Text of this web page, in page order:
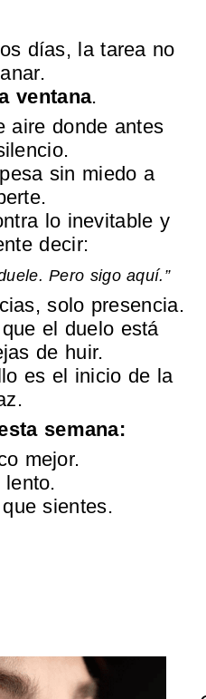
días, la tarea no
ventana.
aire donde antes
sin miedo a
lo inevitable y
decir:
Pero sigo aquí.”
solo presencia.
el duelo está
de huir.
es el inicio de la
semana:
mejor.
lento.
sientes.